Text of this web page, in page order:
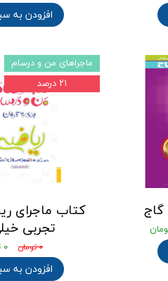
افزودن به
کتاب ماجرای
تجربی
۰ تومان ۰ تومان
افزودن به
ماجراهای من و درسام
۲۱ درصد